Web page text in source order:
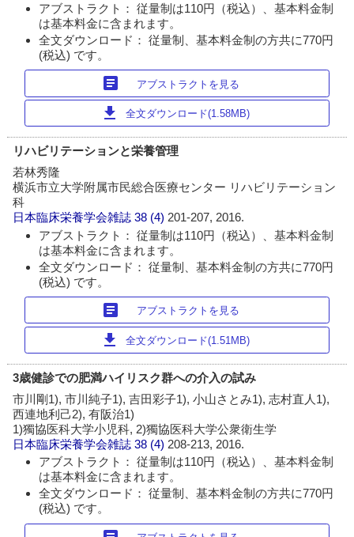
アブストラクト： 従量制は110円（税込）、基本料金制
は基本料金に含まれます。
全文ダウンロード： 従量制、基本料金制の方共に770円
(税込) です。
article アブストラクトを見る
download 全文ダウンロード(1.58MB)
リハビリテーションと栄養管理
若林秀隆
横浜市立大学附属市民総合医療センター リハビリテーション
科
日本臨床栄養学会雑誌 38 (4) 201-207, 2016.
アブストラクト： 従量制は110円（税込）、基本料金制
は基本料金に含まれます。
全文ダウンロード： 従量制、基本料金制の方共に770円
(税込) です。
article アブストラクトを見る
download 全文ダウンロード(1.51MB)
3歳健診での肥満ハイリスク群への介入の試み
市川剛1), 市川純子1), 吉田彩子1), 小山さとみ1), 志村直人1),
西連地利己2), 有阪治1)
1)獨協医科大学小児科, 2)獨協医科大学公衆衛生学
日本臨床栄養学会雑誌 38 (4) 208-213, 2016.
アブストラクト： 従量制は110円（税込）、基本料金制
は基本料金に含まれます。
全文ダウンロード： 従量制、基本料金制の方共に770円
(税込) です。